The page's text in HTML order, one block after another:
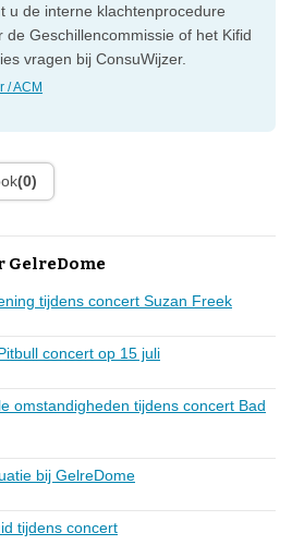
u de interne klachtenprocedure
de Geschillencommissie of het Kifid
vragen bij ConsuWijzer.
/ ACM
(0)
GelreDome
tijdens concert Suzan Freek
concert op 15 juli
omstandigheden tijdens concert Bad
bij GelreDome
tijdens concert